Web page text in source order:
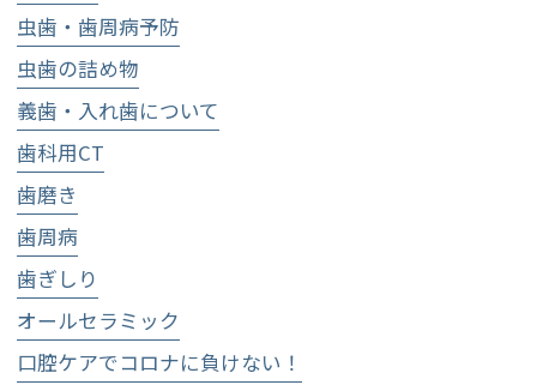
虫歯・歯周病予防
虫歯の詰め物
義歯・入れ歯について
歯科用CT
歯磨き
歯周病
歯ぎしり
オールセラミック
口腔ケアでコロナに負けない！